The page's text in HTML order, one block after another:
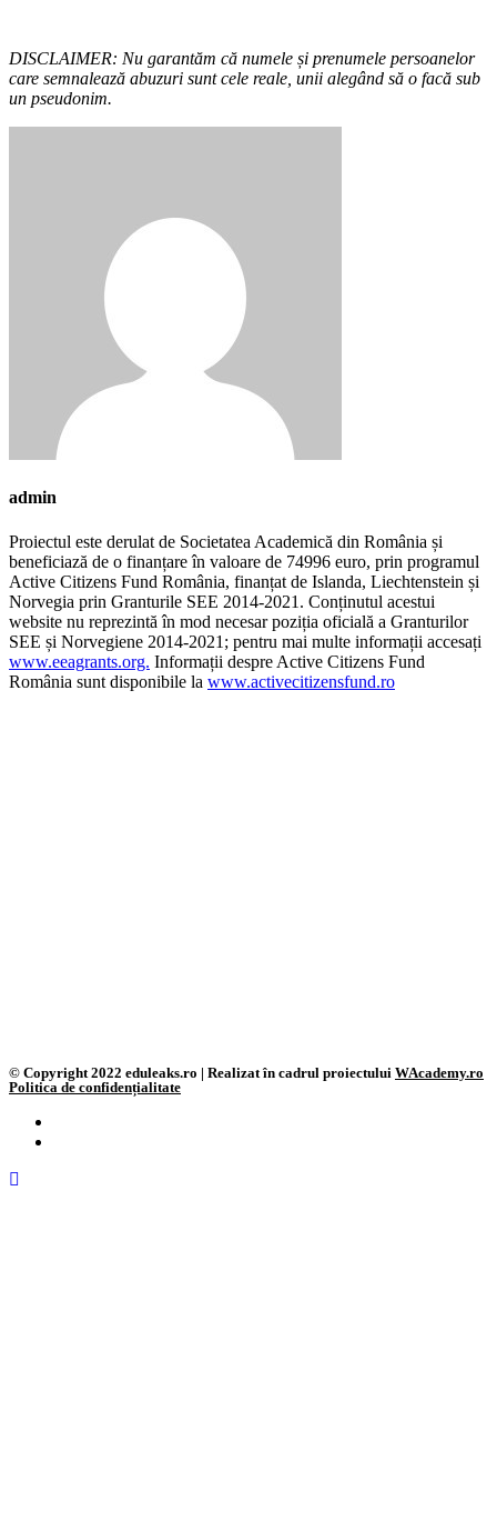
DISCLAIMER: Nu garantăm că numele și prenumele persoanelor
care semnalează abuzuri sunt cele reale, unii alegând să o facă sub
un pseudonim.
admin
Proiectul este derulat de Societatea Academică din România și
beneficiază de o finanțare în valoare de 74996 euro, prin programul
Active Citizens Fund România, finanțat de Islanda, Liechtenstein și
Norvegia prin Granturile SEE 2014-2021. Conținutul acestui
website nu reprezintă în mod necesar poziția oficială a Granturilor
SEE și Norvegiene 2014-2021; pentru mai multe informații accesați
www.eeagrants.org. Informații despre Active Citizens Fund
România sunt disponibile la www.activecitizensfund.ro
© Copyright 2022 eduleaks.ro | Realizat în cadrul proiectului WAcademy.ro
Politica de confidențialitate